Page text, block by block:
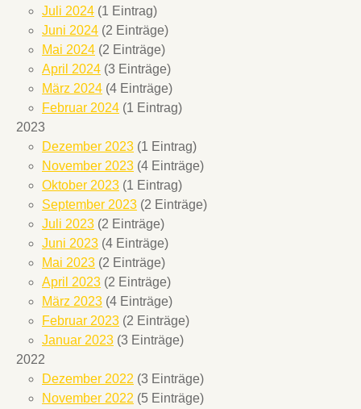
Juli 2024 (1 Eintrag)
Juni 2024 (2 Einträge)
Mai 2024 (2 Einträge)
April 2024 (3 Einträge)
März 2024 (4 Einträge)
Februar 2024 (1 Eintrag)
2023
Dezember 2023 (1 Eintrag)
November 2023 (4 Einträge)
Oktober 2023 (1 Eintrag)
September 2023 (2 Einträge)
Juli 2023 (2 Einträge)
Juni 2023 (4 Einträge)
Mai 2023 (2 Einträge)
April 2023 (2 Einträge)
März 2023 (4 Einträge)
Februar 2023 (2 Einträge)
Januar 2023 (3 Einträge)
2022
Dezember 2022 (3 Einträge)
November 2022 (5 Einträge)